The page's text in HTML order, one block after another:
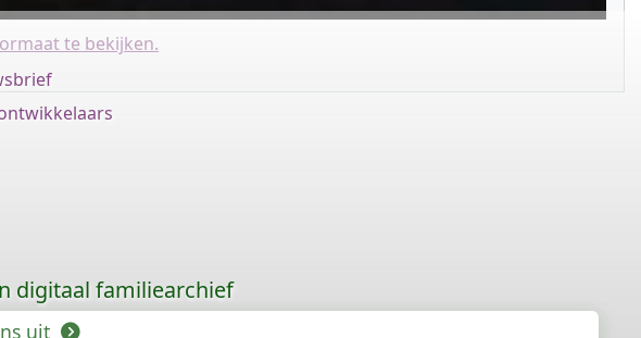
te bekijken.
digitaal familiearchief
uit